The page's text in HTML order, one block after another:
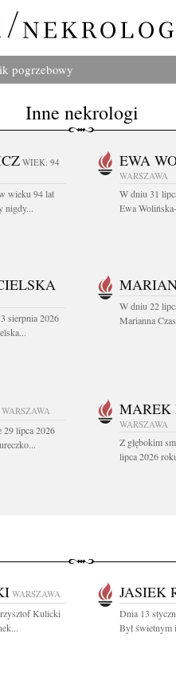
pogrzebowy
Inne nekrologi
WIEK: 94
wieku 94 lat
nigdy...
EWA
WARSZAWA
W dniu 31
Ewa
sierpnia 2026
W dniu 22
Marianna
WARSZAWA
29 lipca 2026
MAREK
WARSZAWA
Z głębokim
lipca 2026
WARSZAWA
Kulicki
JASIEK
Dnia 13
Był świetnym